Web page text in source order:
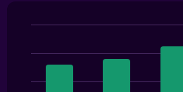
bars.